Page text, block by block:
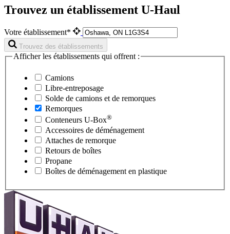
Trouvez un établissement U-Haul
Votre établissement*
Trouvez des établissements
Afficher les établissements qui offrent :
Camions
Libre-entreposage
Solde de camions et de remorques
Remorques
Conteneurs U-Box®
Accessoires de déménagement
Attaches de remorque
Retours de boîtes
Propane
Boîtes de déménagement en plastique